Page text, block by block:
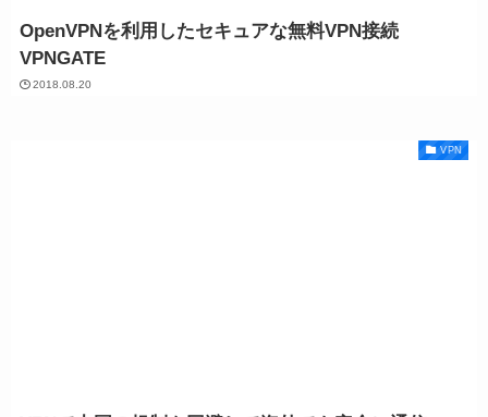
OpenVPNを利用したセキュアな無料VPN接続
VPNGATE
2018.08.20
VPN